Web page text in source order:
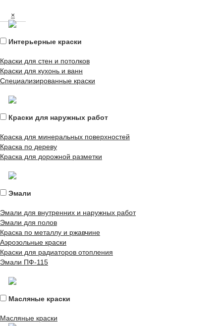
×
Интерьерные краски
Краски для стен и потолков
Краски для кухонь и ванн
Специализированные краски
Краски для наружных работ
Краска для минеральных поверхностей
Краска по дереву
Краска для дорожной разметки
Эмали
Эмали для внутренних и наружных работ
Эмали для полов
Краска по металлу и ржавчине
Аэрозольные краски
Краски для радиаторов отопления
Эмали ПФ-115
Масляные краски
Масляные краски